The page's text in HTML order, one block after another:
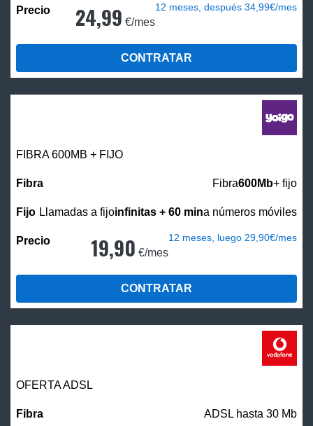
24,99 €/mes
12 meses, después 34,99€/mes
CONTRATAR
FIBRA 600MB + FIJO
Fibra600Mb+ fijo
Llamadas a fijoinfinitas + 60 mina números móviles
19,90 €/mes
12 meses, luego 29,90€/mes
CONTRATAR
OFERTA ADSL
ADSL hasta 30 Mb